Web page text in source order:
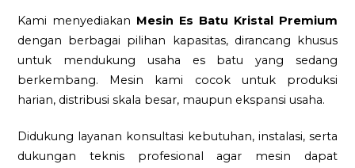
Kami menyediakan Mesin Es Batu Kristal Premium
dengan berbagai pilihan kapasitas, dirancang khusus
untuk mendukung usaha es batu yang sedang
berkembang. Mesin kami cocok untuk produksi
harian, distribusi skala besar, maupun ekspansi usaha.
Didukung layanan konsultasi kebutuhan, instalasi, serta
dukungan teknis profesional agar mesin dapat